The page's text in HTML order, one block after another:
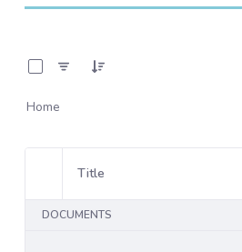
Home
Item Selection
Title
DOCUMENTS